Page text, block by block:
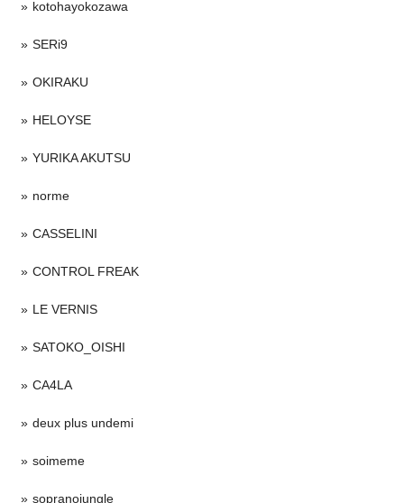
kotohayokozawa
SERi9
OKIRAKU
HELOYSE
YURIKA AKUTSU
norme
CASSELINI
CONTROL FREAK
LE VERNIS
SATOKO_OISHI
CA4LA
deux plus undemi
soimeme
sopranojungle